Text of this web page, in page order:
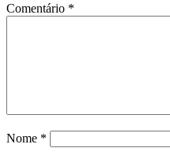
Comentário *
Nome *